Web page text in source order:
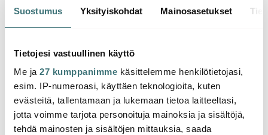
Suostumus Yksityiskohdat Mainosasetukset
Tietojesi vastuullinen käyttö
Me ja 27 kumppanimme käsittelemme henkilötietojasi,
esim. IP-numeroasi, käyttäen teknologioita, kuten
evästeitä, tallentamaan ja lukemaan tietoa laitteeltasi,
jotta voimme tarjota personoituja mainoksia ja sisältöjä,
tehdä mainosten ja sisältöjen mittauksia, saada
Georg Jensen
Saatavilla
Georg Jensen